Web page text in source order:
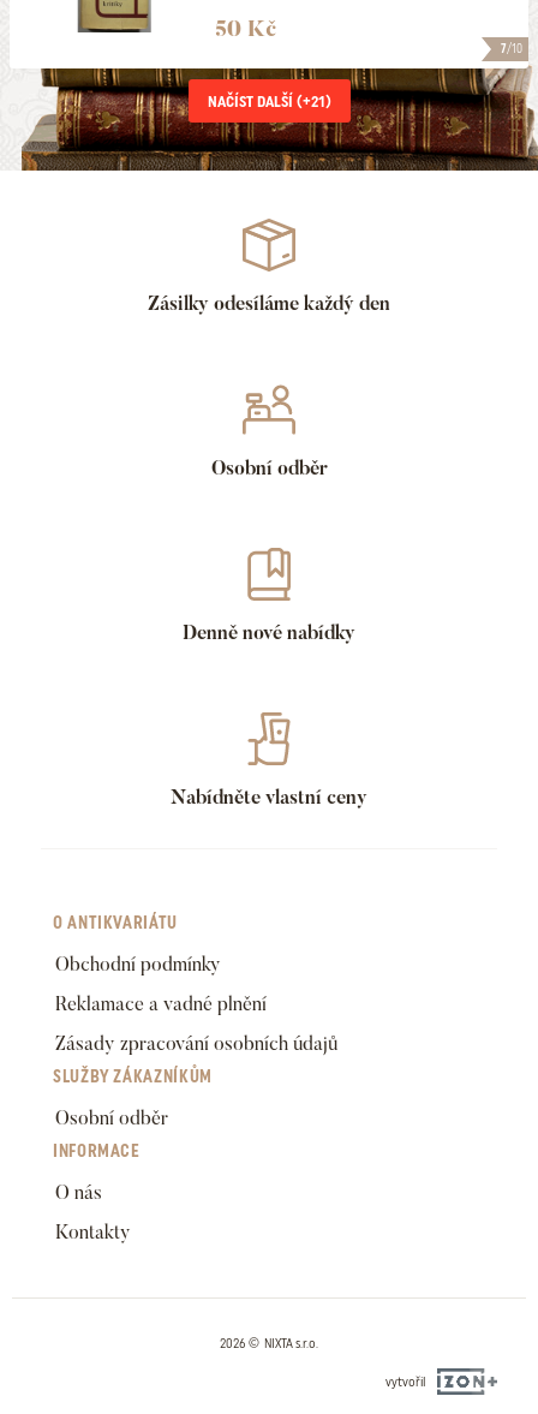
7/10
50 Kč
NAČÍST DALŠÍ (+21)
Zásilky odesíláme každý den
Osobní odběr
Denně nové nabídky
Nabídněte vlastní ceny
O ANTIKVARIÁTU
Obchodní podmínky
Reklamace a vadné plnění
Zásady zpracování osobních údajů
SLUŽBY ZÁKAZNÍKŮM
Osobní odběr
INFORMACE
O nás
Kontakty
2026 © NIXTA s.r.o.
vytvořil